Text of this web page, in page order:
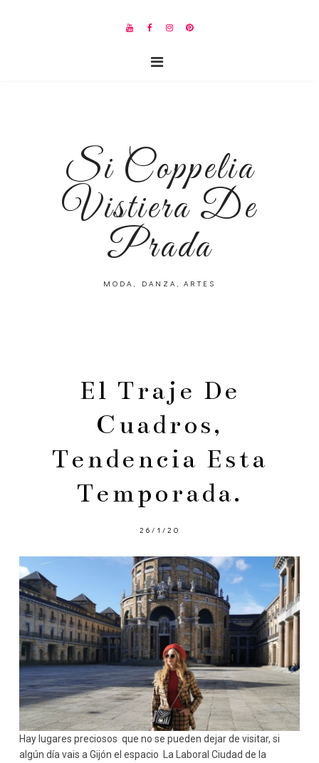
Si Coppelia
Vistiera De
Prada
MODA, DANZA, ARTES
El Traje De
Cuadros,
Tendencia Esta
Temporada.
26/1/20
Hay lugares preciosos que no se pueden dejar de visitar, si
algún día vais a Gijón el espacio La Laboral Ciudad de la